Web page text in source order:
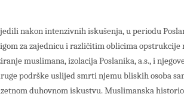
nakon intenzivnih iskušenja, u periodu
za zajednicu i različitim oblicima opstrukcije
muslimana, izolacija Poslanika, a.s., i
podrške uslijed smrti njemu bliskih osoba
duhovnom iskustvu. Muslimanska